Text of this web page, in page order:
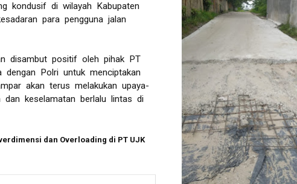
kondusif di wilayah Kabupaten
para pengguna jalan
disambut positif oleh pihak PT
dengan Polri untuk menciptakan
akan terus melakukan upaya-
keselamatan berlalu lintas di
dan Overloading di PT UJK